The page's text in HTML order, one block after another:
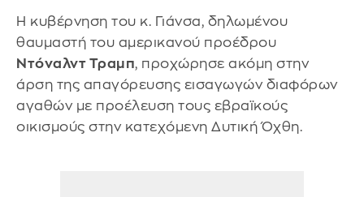
Η κυβέρνηση του κ. Γιάνσα, δηλωμένου
θαυμαστή του αμερικανού προέδρου
Ντόναλντ Τραμπ, προχώρησε ακόμη στην
άρση της απαγόρευσης εισαγωγών διαφόρων
αγαθών με προέλευση τους εβραϊκούς
οικισμούς στην κατεχόμενη Δυτική Όχθη.